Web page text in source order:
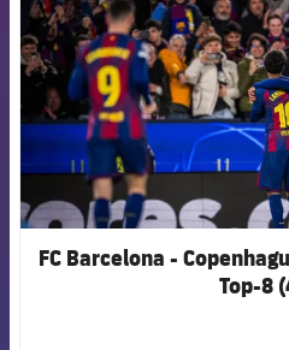
FC Barcelona -
Top-8